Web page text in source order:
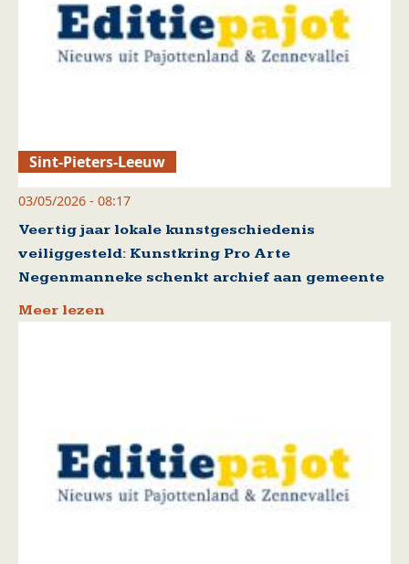
Sint-Pieters-Leeuw
03/05/2026 - 08:17
Veertig jaar lokale kunstgeschiedenis
veiliggesteld: Kunstkring Pro Arte
Negenmanneke schenkt archief aan gemeente
Meer lezen